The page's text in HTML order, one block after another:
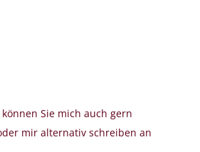
Sie mich auch gern
mir alternativ schreiben an